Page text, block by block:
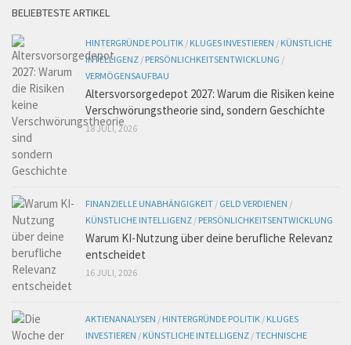
BELIEBTESTE ARTIKEL
HINTERGRÜNDE POLITIK / KLUGES INVESTIEREN / KÜNSTLICHE
INTELLIGENZ / PERSÖNLICHKEITSENTWICKLUNG /
VERMÖGENSAUFBAU
Altersvorsorgedepot 2027: Warum die Risiken keine
Verschwörungstheorie sind, sondern Geschichte
18 JULI, 2026
FINANZIELLE UNABHÄNGIGKEIT / GELD VERDIENEN /
KÜNSTLICHE INTELLIGENZ / PERSÖNLICHKEITSENTWICKLUNG
Warum KI-Nutzung über deine berufliche Relevanz
entscheidet
16 JULI, 2026
AKTIENANALYSEN / HINTERGRÜNDE POLITIK / KLUGES
INVESTIEREN / KÜNSTLICHE INTELLIGENZ /TECHNISCHE